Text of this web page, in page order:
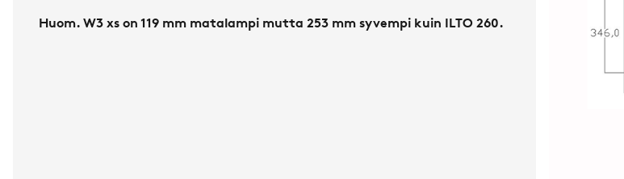
Huom. W3 xs on 119 mm matalampi mutta 253 mm syvempi kuin ILTO 260.